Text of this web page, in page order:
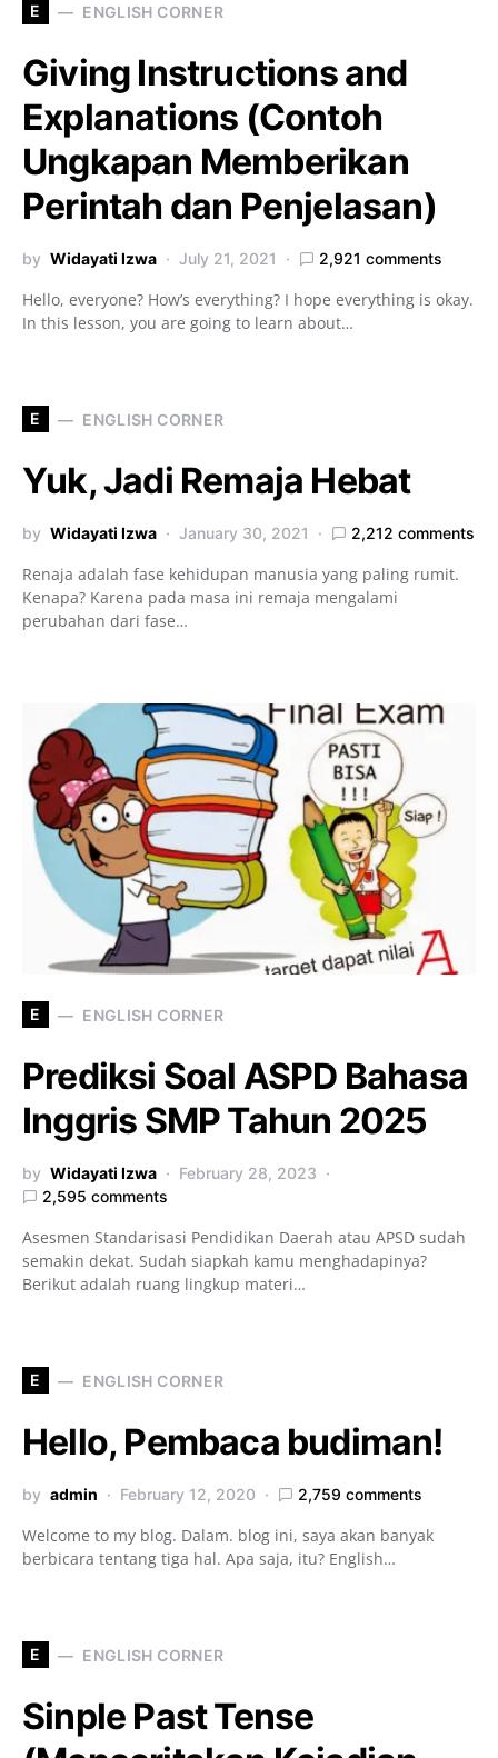
E ENGLISH CORNER
Giving Instructions and
Explanations (Contoh
Ungkapan Memberikan
Perintah dan Penjelasan)
by Widayati Izwa July 21, 2021 2,921 comments
Hello, everyone? How’s everything? I hope everything is okay.
In this lesson, you are going to learn about…
E ENGLISH CORNER
Yuk, Jadi Remaja Hebat
by Widayati Izwa January 30, 2021 2,212 comments
Renaja adalah fase kehidupan manusia yang paling rumit.
Kenapa? Karena pada masa ini remaja mengalami
perubahan dari fase…
E ENGLISH CORNER
Prediksi Soal ASPD Bahasa
Inggris SMP Tahun 2025
by Widayati Izwa
February 28, 2023
2,595 comments
Asesmen Standarisasi Pendidikan Daerah atau APSD sudah
semakin dekat. Sudah siapkah kamu menghadapinya?
Berikut adalah ruang lingkup materi…
E ENGLISH CORNER
Hello, Pembaca budiman!
by admin February 12, 2020 2,759 comments
Welcome to my blog. Dalam. blog ini, saya akan banyak
berbicara tentang tiga hal. Apa saja, itu? English…
E ENGLISH CORNER
Sinple Past Tense